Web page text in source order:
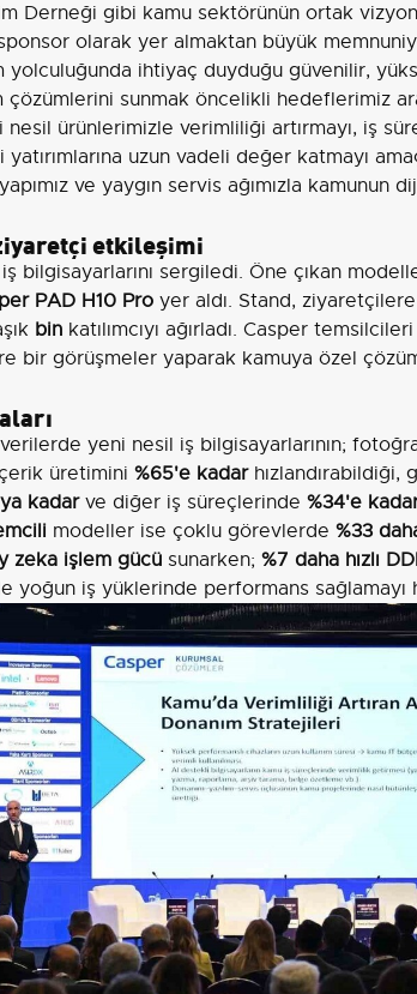
Derneği gibi kamu sektörünün ortak
olarak yer almaktan büyük
yolculuğunda ihtiyaç duyduğu güvenilir,
sunmak öncelikli hedeflerimiz
ürünlerimizle verimliliği artırmayı, iş
yatırımlarına uzun vadeli değer katmayı
ve yaygın servis ağımızla kamunun
etkileşimi
bilgisayarlarını sergiledi. Öne çıkan
PAD H10 Pro yer aldı. Stand,
bin katılımcıyı ağırladı. Casper
bir görüşmeler yaparak kamuya özel
yeni nesil iş bilgisayarlarının;
üretimini %65'e kadarhızlandırabildiği,
kadarve diğer iş süreçlerinde %34'e
modeller ise çoklu görevlerde %33
zeka işlem gücü sunarken; %7 daha hızlı
yoğun iş yüklerinde performans sağlamayı